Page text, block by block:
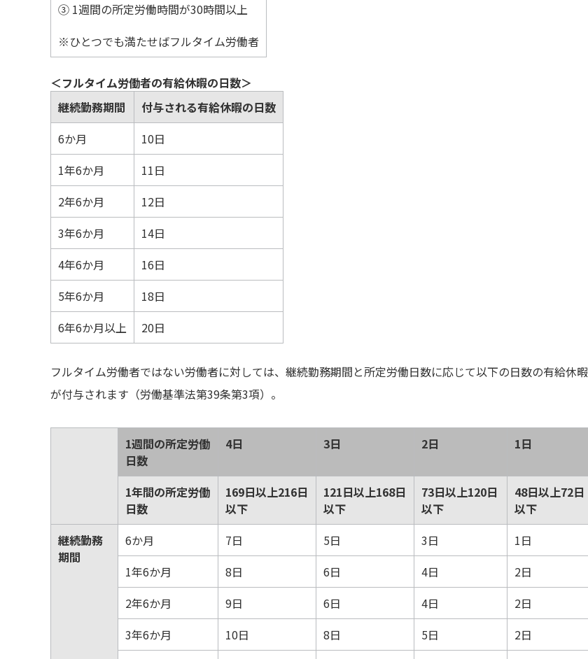
③ 1週間の所定労働時間が30時間以上
※ひとつでも満たせばフルタイム労働者
＜フルタイム労働者の有給休暇の日数＞
継続勤務期間
付与される有給休暇の日数
6か月
10日
1年6か月
11日
2年6か月
12日
3年6か月
14日
4年6か月
16日
5年6か月
18日
6年6か月以上
20日
フルタイム労働者ではない労働者に対しては、継続勤務期間と所定労働日数に応じて以下の日数の有給休暇
が付与されます（労働基準法第39条第3項）。
1週間の所定労働
日数
4日 3日 2日 1日
1年間の所定労働
日数
169日以上216日
以下
121日以上168日
以下
73日以上120日
以下
48日以上72日
以下
継続勤務
期間
6か月 7日 5日 3日
1日
1年6か月
8日 6日 4日
2日
2年6か月
9日 6日 4日
2日
3年6か月
10日 8日 5日
2日